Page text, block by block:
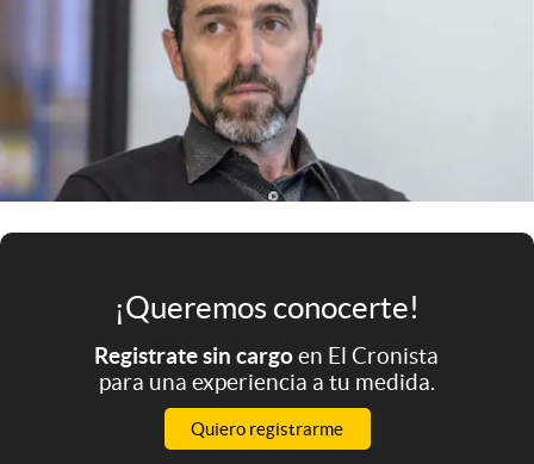
Eventos Corporativos
Mediakit
abre en nueva pestaña
¡Queremos conocerte!
Registrate sin cargoen El Cronista
para una experiencia a tu medida.
Quiero registrarme